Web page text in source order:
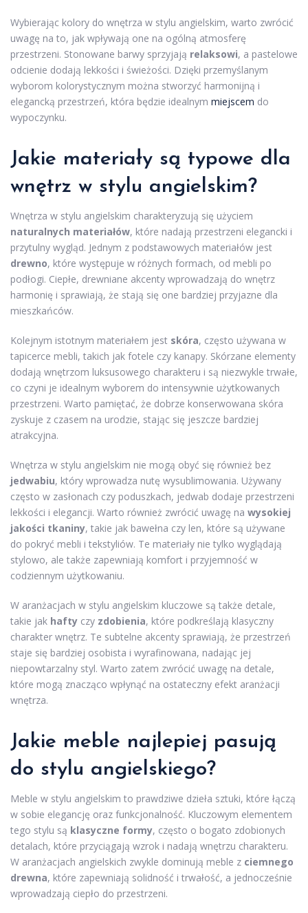
Wybierając kolory do wnętrza w stylu angielskim, warto zwrócić
uwagę na to, jak wpływają one na ogólną atmosferę
przestrzeni. Stonowane barwy sprzyjają relaksowi, a pastelowe
odcienie dodają lekkości i świeżości. Dzięki przemyślanym
wyborom kolorystycznym można stworzyć harmonijną i
elegancką przestrzeń, która będzie idealnym miejscem do
wypoczynku.
Jakie materiały są typowe dla
wnętrz w stylu angielskim?
Wnętrza w stylu angielskim charakteryzują się użyciem
naturalnych materiałów, które nadają przestrzeni elegancki i
przytulny wygląd. Jednym z podstawowych materiałów jest
drewno, które występuje w różnych formach, od mebli po
podłogi. Ciepłe, drewniane akcenty wprowadzają do wnętrz
harmonię i sprawiają, że stają się one bardziej przyjazne dla
mieszkańców.
Kolejnym istotnym materiałem jest skóra, często używana w
tapicerce mebli, takich jak fotele czy kanapy. Skórzane elementy
dodają wnętrzom luksusowego charakteru i są niezwykle trwałe,
co czyni je idealnym wyborem do intensywnie użytkowanych
przestrzeni. Warto pamiętać, że dobrze konserwowana skóra
zyskuje z czasem na urodzie, stając się jeszcze bardziej
atrakcyjna.
Wnętrza w stylu angielskim nie mogą obyć się również bez
jedwabiu, który wprowadza nutę wysublimowania. Używany
często w zasłonach czy poduszkach, jedwab dodaje przestrzeni
lekkości i elegancji. Warto również zwrócić uwagę na wysokiej
jakości tkaniny, takie jak bawełna czy len, które są używane
do pokryć mebli i tekstyliów. Te materiały nie tylko wyglądają
stylowo, ale także zapewniają komfort i przyjemność w
codziennym użytkowaniu.
W aranżacjach w stylu angielskim kluczowe są także detale,
takie jak hafty czy zdobienia, które podkreślają klasyczny
charakter wnętrz. Te subtelne akcenty sprawiają, że przestrzeń
staje się bardziej osobista i wyrafinowana, nadając jej
niepowtarzalny styl. Warto zatem zwrócić uwagę na detale,
które mogą znacząco wpłynąć na ostateczny efekt aranżacji
wnętrza.
Jakie meble najlepiej pasują
do stylu angielskiego?
Meble w stylu angielskim to prawdziwe dzieła sztuki, które łączą
w sobie elegancję oraz funkcjonalność. Kluczowym elementem
tego stylu są klasyczne formy, często o bogato zdobionych
detalach, które przyciągają wzrok i nadają wnętrzu charakteru.
W aranżacjach angielskich zwykle dominują meble z ciemnego
drewna, które zapewniają solidność i trwałość, a jednocześnie
wprowadzają ciepło do przestrzeni.